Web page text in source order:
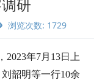
研
浏览次数: 1729
2023年7月13日上
韶明等一行10余